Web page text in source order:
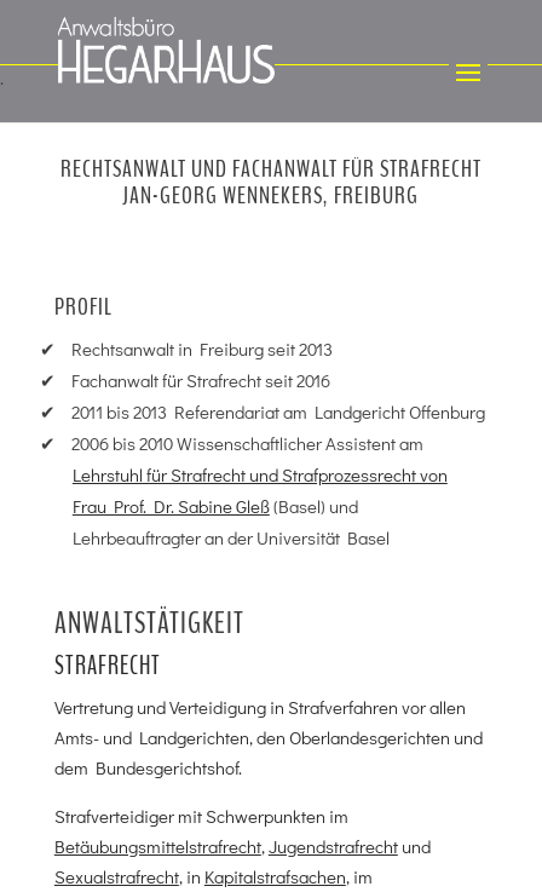
RECHTSANWALT UND FACHANWALT FÜR STRAFRECHT
JAN-GEORG WENNEKERS, FREIBURG
PROFIL
Rechtsanwalt in Freiburg seit 2013
Fachanwalt für Strafrecht seit 2016
2011 bis 2013 Referendariat am Landgericht Offenburg
2006 bis 2010 Wissenschaftlicher Assistent am
Lehrstuhl für Strafrecht und Strafprozessrecht von
Frau Prof. Dr. Sabine Gleß(Basel) und
Lehrbeauftragter an der Universität Basel
ANWALTSTÄTIGKEIT
STRAFRECHT
Vertretung und Verteidigung in Strafverfahren vor allen
Amts- und Landgerichten, den Oberlandesgerichten und
dem Bundesgerichtshof.
Strafverteidiger mit Schwerpunkten im
Betäubungsmittelstrafrecht,Jugendstrafrechtund
Sexualstrafrecht, in Kapitalstrafsachen, im